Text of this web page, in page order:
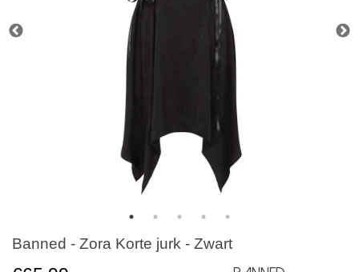
Banned - Zora Korte jurk - Zwart